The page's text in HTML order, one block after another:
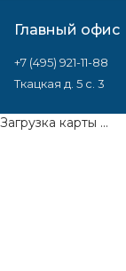
Главный офис
+7 (495) 921-11-88
Ткацкая д. 5 с. 3
Загрузка карты ...